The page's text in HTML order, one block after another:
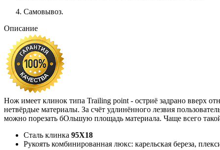
Самовывоз.
Описание
Нож имеет клинок типа Trailing point - остриё задрано вверх
нетвёрдые материалы. За счёт удлинённого лезвия
можно порезать бОльшую площадь материала. Чаще всего
Сталь клинка 95Х18
Рукоять комбинированная люкс: карельская береза,